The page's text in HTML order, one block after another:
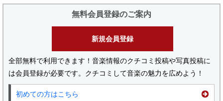
無料会員登録のご案内
新規会員登録
全部無料で利用できます！音楽情報のクチコミ投稿や写真投稿に
は会員登録が必要です。クチコミして音楽の魅力を広めよう！
初めての方はこちら